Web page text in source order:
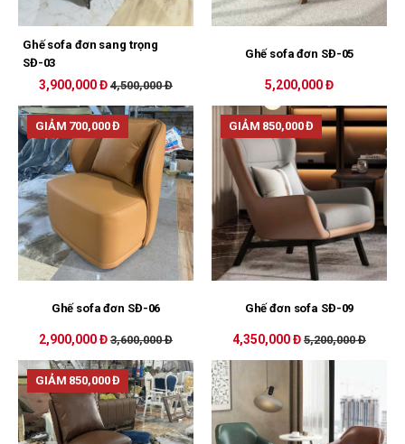
Ghế sofa đơn sang trọng
SĐ-03
3,900,000 Đ 4,500,000 Đ
Ghế sofa đơn SĐ-05
5,200,000 Đ
GIẢM 700,000 Đ
Ghế sofa đơn SĐ-06
2,900,000 Đ 3,600,000 Đ
GIẢM 850,000 Đ
Ghế đơn sofa SĐ-09
4,350,000 Đ 5,200,000 Đ
GIẢM 850,000 Đ